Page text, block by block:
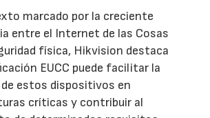
marcado por la creciente
entre el Internet de las Cosas
física, Hikvision destaca
EUCC puede facilitar la
estos dispositivos en
críticas y contribuir al